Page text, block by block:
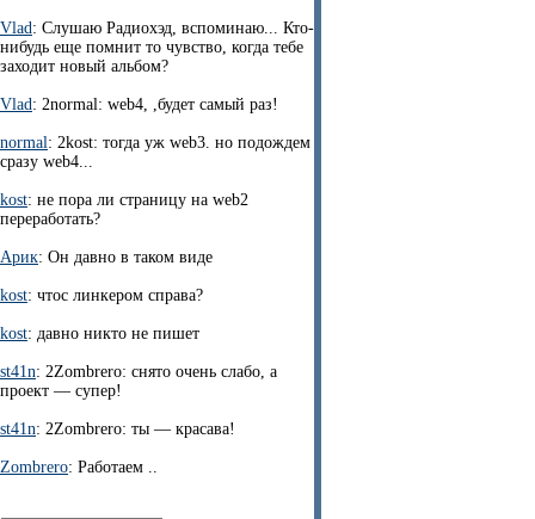
Vlad: Слушаю Радиохэд, вспоминаю... Кто-
нибудь еще помнит то чувство, когда тебе
заходит новый альбом?
Vlad: 2normal: web4, ,будет самый раз!
normal: 2kost: тогда уж web3. но подождем
сразу web4...
kost: не пора ли страницу на web2
переработать?
Арик: Он давно в таком виде
kost: чтос линкером справа?
kost: давно никто не пишет
st41n: 2Zombrero: снято очень слабо, а
проект — супер!
st41n: 2Zombrero: ты — красава!
Zombrero: Работаем ..